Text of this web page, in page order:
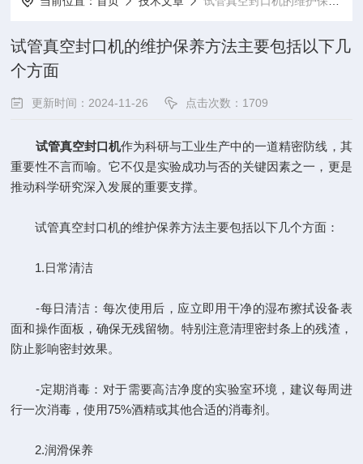
试管真空封口机的维护保养方法主要包括以下几
个方面
更新时间：2024-11-26 点击次数：1709
试管真空封口机作为科研与工业生产中的一道精密防线，其
重要性不言而喻。它不仅是实验成功与否的关键因素之一，更是
推动科学研究深入发展的重要支撑。
试管真空封口机的维护保养方法主要包括以下几个方面：
1.日常清洁
-每日清洁：每次使用后，应立即用干净的湿布擦拭设备表
面和操作面板，确保无残留物。特别注意清理密封条上的残渣，
防止影响密封效果。
-定期消毒：对于需要高洁净度的实验室环境，建议每周进
行一次消毒，使用75%酒精或其他合适的消毒剂。
2.润滑保养